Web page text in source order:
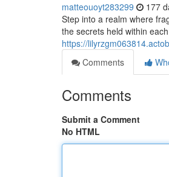
matteouoyt283299 177
Step into a realm where
the secrets held within
https://
Comments
Comments
Submit a Comment
No HTML